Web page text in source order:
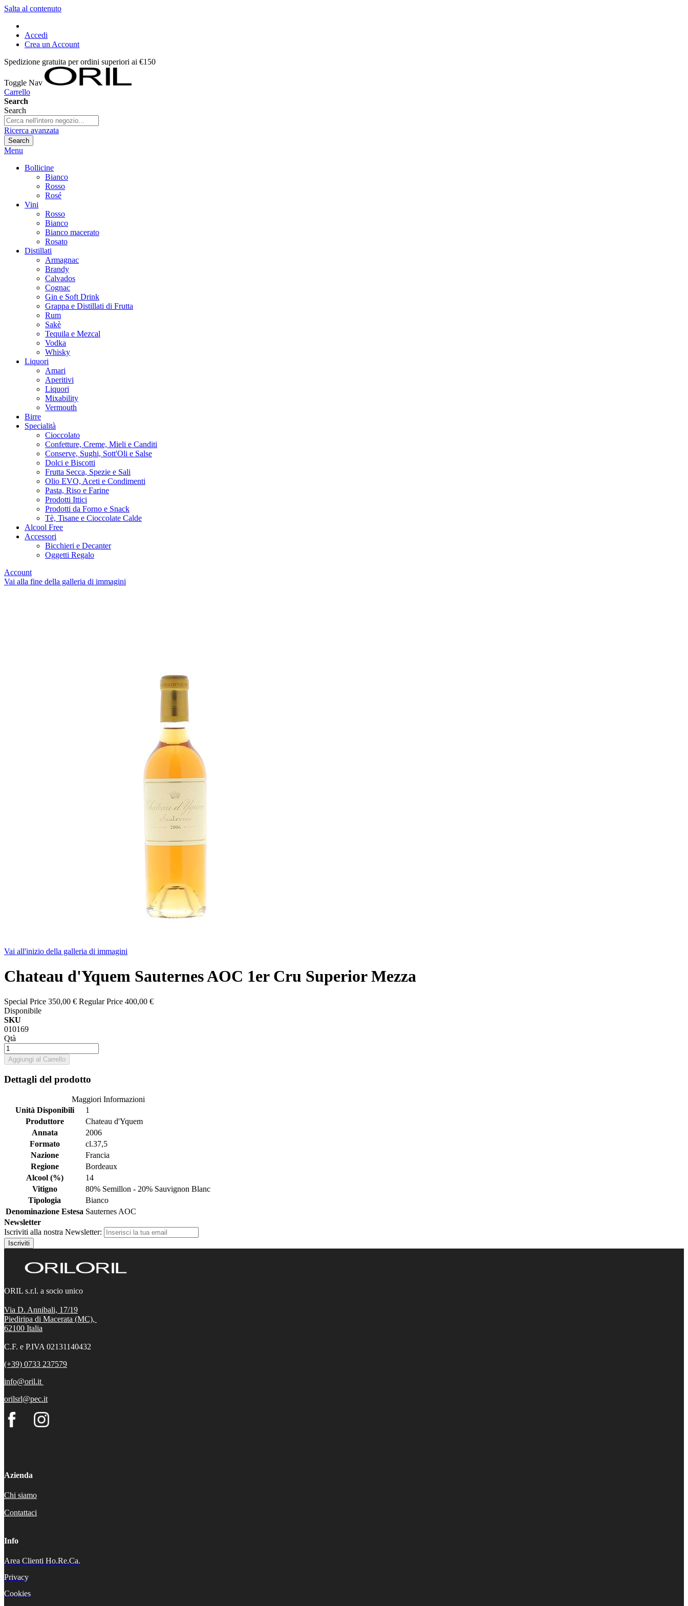
Salta al contenuto
Accedi
Crea un Account
Spedizione gratuita per ordini superiori ai €150
Toggle Nav
Carrello
Search
Search
Ricerca avanzata
Search
Menu
Bollicine
Bianco
Rosso
Rosé
Vini
Rosso
Bianco
Bianco macerato
Rosato
Distillati
Armagnac
Brandy
Calvados
Cognac
Gin e Soft Drink
Grappa e Distillati di Frutta
Rum
Sakè
Tequila e Mezcal
Vodka
Whisky
Liquori
Amari
Aperitivi
Liquori
Mixability
Vermouth
Birre
Specialità
Cioccolato
Confetture, Creme, Mieli e Canditi
Conserve, Sughi, Sott'Oli e Salse
Dolci e Biscotti
Frutta Secca, Spezie e Sali
Olio EVO, Aceti e Condimenti
Pasta, Riso e Farine
Prodotti Ittici
Prodotti da Forno e Snack
Tè, Tisane e Cioccolate Calde
Alcool Free
Accessori
Bicchieri e Decanter
Oggetti Regalo
Account
Vai alla fine della galleria di immagini
Vai all'inizio della galleria di immagini
Chateau d'Yquem Sauternes AOC 1er Cru Superior Mezza
Special Price 350,00 € Regular Price 400,00 €
Disponibile
SKU
010169
Qtà
Aggiungi al Carrello
Dettagli del prodotto
Maggiori Informazioni
Unità Disponibili
1
Produttore
Chateau d'Yquem
Annata
2006
Formato
cl.37,5
Nazione
Francia
Regione
Bordeaux
Alcool (%)
14
Vitigno
80% Semillon - 20% Sauvignon Blanc
Tipologia
Bianco
Denominazione Estesa Sauternes AOC
Newsletter
Iscriviti alla nostra Newsletter:
Iscriviti
ORIL s.r.l. a socio unico
Via D. Annibali, 17/19
Piediripa di Macerata (MC),
62100 Italia
C.F. e P.IVA 02131140432
(+39) 0733 237579
info@oril.it
orilsrl@pec.it
Azienda
Chi siamo
Contattaci
Info
Area Clienti Ho.Re.Ca.
Privacy
Cookies